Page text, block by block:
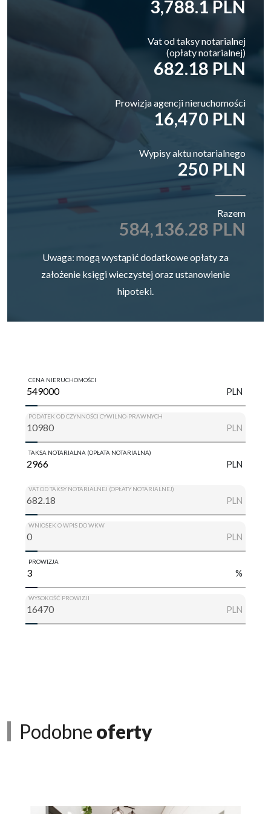
3,788.1 PLN
Vat od taksy notarialnej
(opłaty notarialnej)
682.18 PLN
Prowizja agencji nieruchomości
16,470 PLN
Wypisy aktu notarialnego
250 PLN
Razem
584,136.28 PLN
Uwaga: mogą wystąpić dodatkowe opłaty za
założenie księgi wieczystej oraz ustanowienie
hipoteki.
CENA NIERUCHOMOŚCI
PLN
PODATEK OD CZYNNOŚCI CYWILNO-PRAWNYCH
PLN
TAKSA NOTARIALNA (OPŁATA NOTARIALNA)
PLN
VAT OD TAKSY NOTARIALNEJ (OPŁATY NOTARIALNEJ)
PLN
WNIOSEK O WPIS DO WKW
PLN
PROWIZJA
%
WYSOKOŚĆ PROWIZJI
PLN
Podobne oferty